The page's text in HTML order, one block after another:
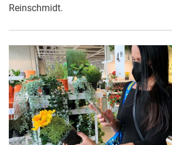
Reinschmidt.